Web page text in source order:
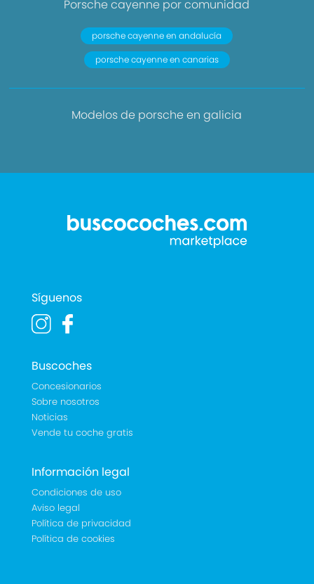
Porsche cayenne por comunidad
porsche cayenne en andalucía
porsche cayenne en canarias
Modelos de porsche en galicia
Síguenos
Buscoches
Concesionarios
Sobre nosotros
Noticias
Vende tu coche gratis
Información legal
Condiciones de uso
Aviso legal
Política de privacidad
Política de cookies